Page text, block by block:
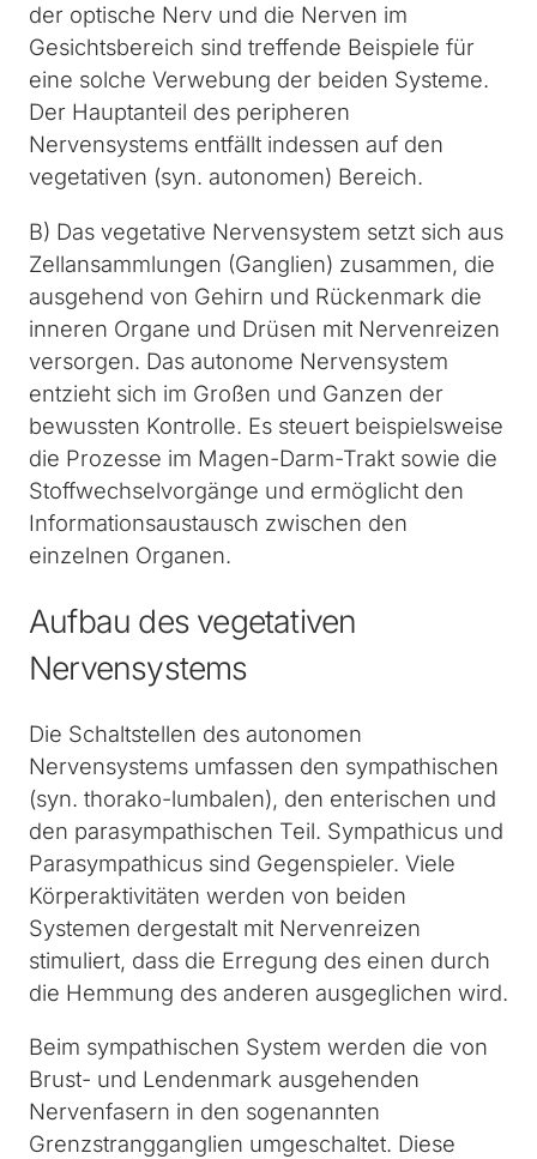
der optische Nerv und die Nerven im
Gesichtsbereich sind treffende Beispiele für
eine solche Verwebung der beiden Systeme.
Der Hauptanteil des peripheren
Nervensystems entfällt indessen auf den
vegetativen (syn. autonomen) Bereich.
B) Das vegetative Nervensystem setzt sich aus
Zellansammlungen (Ganglien) zusammen, die
ausgehend von Gehirn und Rückenmark die
inneren Organe und Drüsen mit Nervenreizen
versorgen. Das autonome Nervensystem
entzieht sich im Großen und Ganzen der
bewussten Kontrolle. Es steuert beispielsweise
die Prozesse im Magen-Darm-Trakt sowie die
Stoffwechselvorgänge und ermöglicht den
Informationsaustausch zwischen den
einzelnen Organen.
Aufbau des vegetativen
Nervensystems
Die Schaltstellen des autonomen
Nervensystems umfassen den sympathischen
(syn. thorako-lumbalen), den enterischen und
den parasympathischen Teil. Sympathicus und
Parasympathicus sind Gegenspieler. Viele
Körperaktivitäten werden von beiden
Systemen dergestalt mit Nervenreizen
stimuliert, dass die Erregung des einen durch
die Hemmung des anderen ausgeglichen wird.
Beim sympathischen System werden die von
Brust- und Lendenmark ausgehenden
Nervenfasern in den sogenannten
Grenzstrangganglien umgeschaltet. Diese